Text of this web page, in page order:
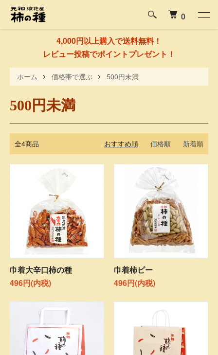
4,000円以上購入で送料無料！
レビュー投稿でポイントプレゼント！
0
ホーム 価格帯で選ぶ 500円未満
500円未満
全4商品 おすすめ順 価格順 新着順
巾着大辛口柿の種
496円(内税)
巾着柿ピー
496円(内税)